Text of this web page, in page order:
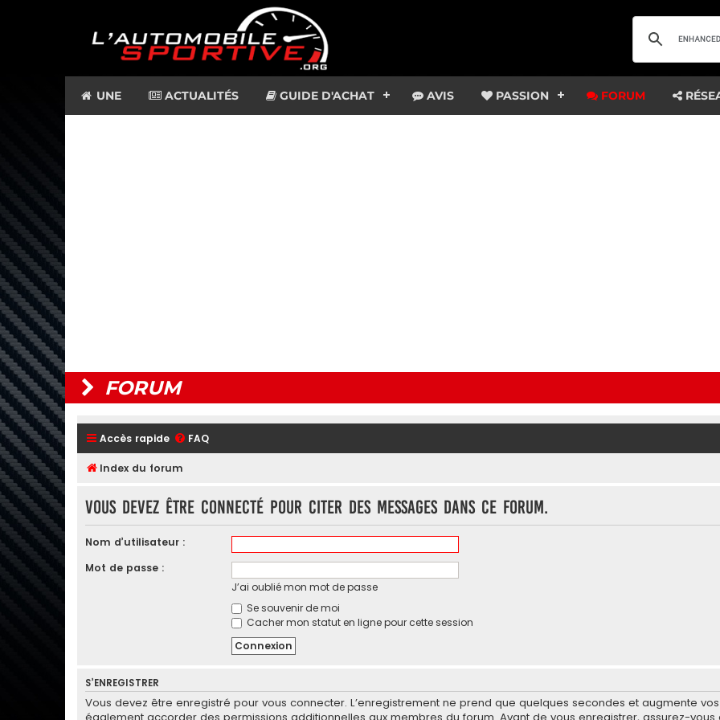
UNE ACTUALITÉS GUIDE D'ACHAT AVIS PASSION FORUM
FORUM
Accès rapide FAQ
Index du forum
Vous devez être connecté pour citer des messages dans ce forum.
Nom d’utilisateur :
Mot de passe :
J’ai oublié mon mot de passe
Se souvenir de moi
Cacher mon statut en ligne pour cette session
S’ENREGISTRER
Vous devez être enregistré pour vous connecter. L’enregistrement ne prend que quelques secondes et augmente